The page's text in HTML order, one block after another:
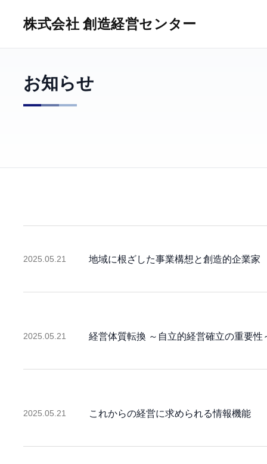
株式会社 創造経営センター
お知らせ
2025.05.21 地域に根ざした事業構想と創造的企業家
2025.05.21 経営体質転換 ～自立的経営確立の重要性
2025.05.21 これからの経営に求められる情報機能